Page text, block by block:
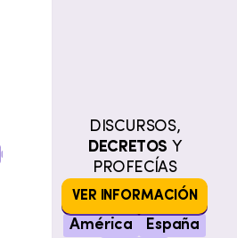
DISCURSOS,
DECRETOS Y
PROFECÍAS
VER INFORMACIÓN
América
España